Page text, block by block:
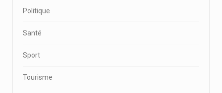
Politique
Santé
Sport
Tourisme